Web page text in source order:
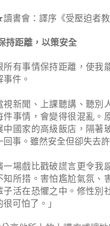
書會：譯序 《受壓迫者
持距離，以策安全
所有事情保持距離，使我
事件。
視新聞、上課聽講、聽別
件事情，會變得很混亂。
中國家的高級飯店，隔著
回事。雖然安全但卻失去
一場戲比戳破謊言更令我
知所措。害怕尷尬氣氛、
子活在恐懼之中。修性別
很可怕了。」